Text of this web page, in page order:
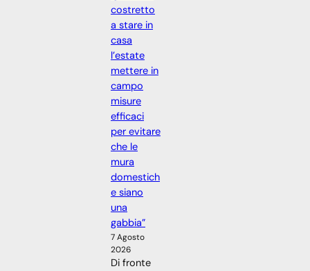
costretto
a stare in
casa
l’estate
mettere in
campo
misure
efficaci
per evitare
che le
mura
domestich
e siano
una
gabbia”
7 Agosto
2026
Di fronte